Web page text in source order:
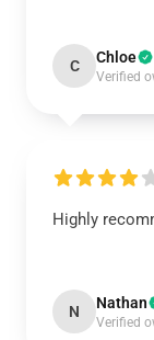
C Chloe
Verified
Highly
N Nathan
Verified